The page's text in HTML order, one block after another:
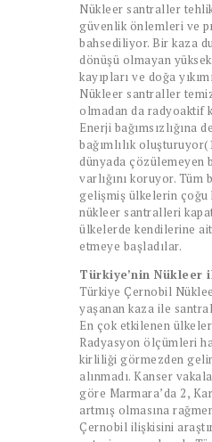
Nükleer santraller
güvenlik önlemleri ve
bahsediliyor. Bir kaza
dönüşü olmayan
kayıpları ve doğa
Nükleer santraller
olmadan da radyoaktif
Enerji bağımsızlığına
bağımlılık
dünyada çözülemeyen
varlığını koruyor. Tüm
gelişmiş ülkelerin çoğu
nükleer santralleri
ülkelerde kendilerine
etmeye başladılar.
Türkiye’nin Nükleer
Türkiye Çernobil
yaşanan kaza ile
En çok etkilenen
Radyasyon ölçümleri
kirliliği görmezden
alınmadı. Kanser
göre Marmara’da 2,
artmış olmasına
Çernobil ilişkisini